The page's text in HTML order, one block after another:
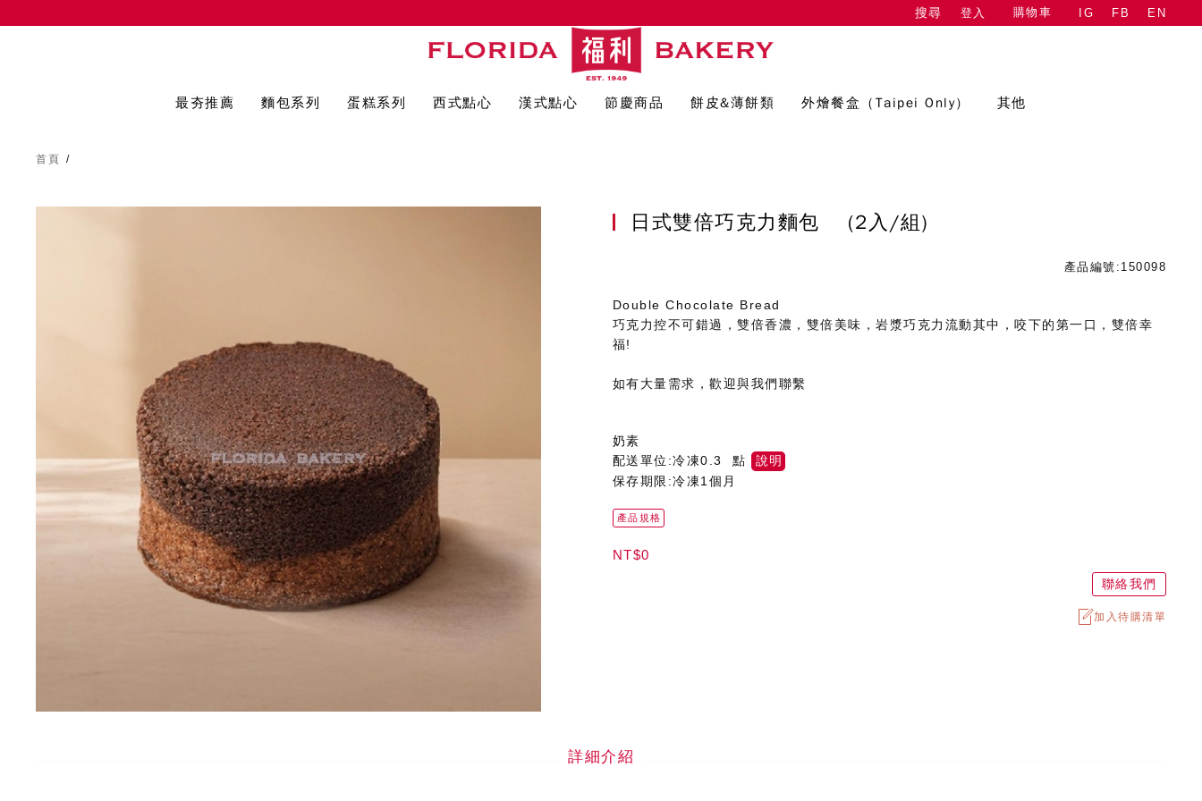
搜尋 登入 購物車 IG FB EN
最夯推薦 麵包系列 蛋糕系列 西式點心 漢式點心 節慶商品 餅皮&薄餅類 外燴餐盒（Taipei Only） 其他
首頁 /
日式雙倍巧克力麵包 (2入/組)
產品編號:150098
Double Chocolate Bread
巧克力控不可錯過，雙倍香濃，雙倍美味，岩漿巧克力流動其中，咬下的第一口，雙倍幸
福!
如有大量需求，歡迎與我們聯繫
奶素
配送單位:冷凍0.3 點
說明
保存期限:冷凍1個月
產品規格
NT$0
聯絡我們
加入待購清單
詳細介紹